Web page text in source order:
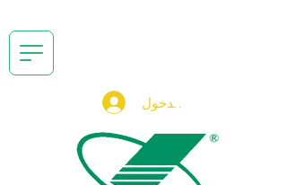
تسجيل الدخول